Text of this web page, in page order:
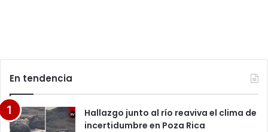
En tendencia
Hallazgo junto al río reaviva el clima de
incertidumbre en Poza Rica